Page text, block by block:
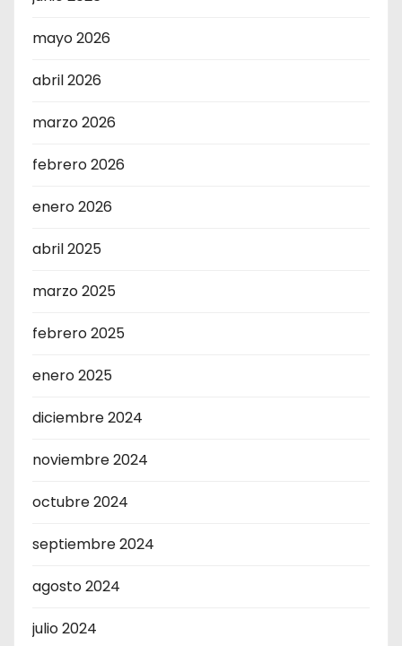
mayo 2026
abril 2026
marzo 2026
febrero 2026
enero 2026
abril 2025
marzo 2025
febrero 2025
enero 2025
diciembre 2024
noviembre 2024
octubre 2024
septiembre 2024
agosto 2024
julio 2024